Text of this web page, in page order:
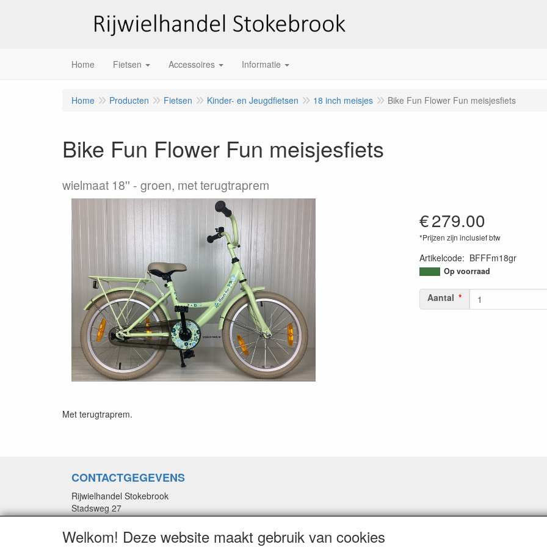
Home Fietsen Accessoires Informatie
Home Producten Fietsen Kinder- en Jeugdfietsen 18 inch meisjes Bike Fun Flower Fun meisjesfiets
Bike Fun Flower Fun meisjesfiets
wielmaat 18'' groen, met terugtraprem
€279.00
*Prijzen zijn inclusief btw
Artikelcode: BFFFm18gr
Op voorraad
Aantal
Met terugtraprem.
CONTACTGEGEVENS
Rijwielhandel Stokebrook
Stadsweg 27
9917 PV Wirdum (Gn.)
E-mail: stokebrook@xs4all.nl
Welkom! Deze website maakt gebruik van cookies